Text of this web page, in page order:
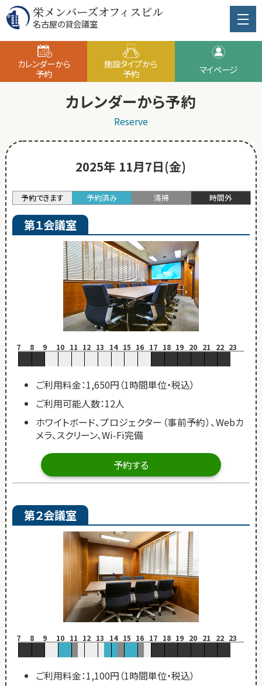
栄メンバーズオフィスビル
名古屋の貸会議室
カレンダーから
予約
施設タイプから
予約
マイページ
カレンダーから予約
Reserve
2025年 11月7日(金)
予約できます 予約済み 清掃 時間外
第１会議室
7 8 9 10 11 12 13 14 15 16 17 18 19 20 21 22 23
ご利用料金：1,650円（1時間単位・税込）
ご利用可能人数：12人
ホワイトボード、プロジェクター（事前予約）、Webカ
メラ、スクリーン、Wi-Fi完備
予約する
第２会議室
7 8 9 10 11 12 13 14 15 16 17 18 19 20 21 22 23
ご利用料金：1,100円（1時間単位・税込）